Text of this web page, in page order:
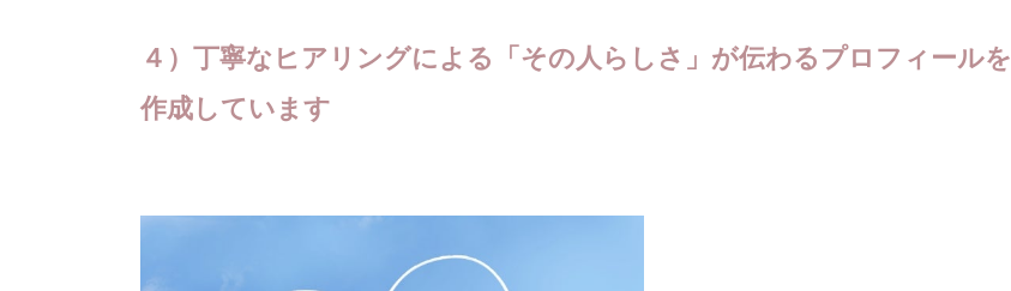
４）丁寧なヒアリングによる「その人らしさ」が伝わるプロフィールを
作成しています